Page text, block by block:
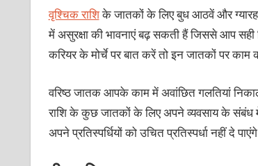
वृश्चिक राशिके जातकों के लिए बुध आठवें और
में असुरक्षा की भावनाएं बढ़ सकती हैं जिससे आप
करियर के मोर्चे पर बात करें तो इन जातकों पर
वरिष्ठ जातक आपके काम में अवांछित गलतियां
राशि के कुछ जातकों के लिए अपने व्यवसाय के संबंध
अपने प्रतिस्पर्धियों को उचित प्रतिस्पर्धा नहीं दे